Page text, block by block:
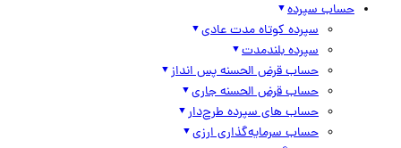
حساب سپرده
سپرده کوتاه مدت عادی
سپرده بلندمدت
حساب قرض الحسنه پس انداز
حساب قرض الحسنه جاری
حساب های سپرده طرح‌دار
حساب سرمایه‌گذاری ارزی